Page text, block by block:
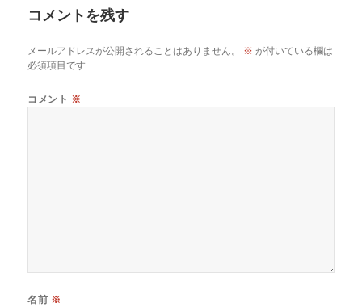
コメントを残す
メールアドレスが公開されることはありません。 ※ が付いている欄は
必須項目です
コメント ※
名前 ※